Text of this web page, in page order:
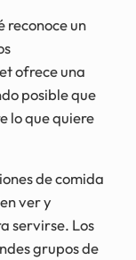
reconoce un
ofrece una
posible que
lo que quiere
de comida
ver y
servirse. Los
grupos de